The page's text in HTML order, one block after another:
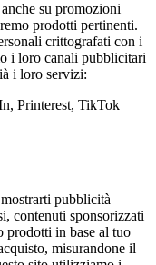
su promozioni
prodotti pertinenti.
crittografati con i
i loro canali pubblicitari
i loro servizi:
Printerest, TikTok
pubblicità
contenuti sponsorizzati
prodotti in base al tuo
misurandone il